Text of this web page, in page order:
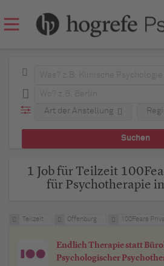
Art der Anstellung
1 Job für Teilzeit
für Psychotherapie
Teilzeit Offenburg 100Fears
Endlich Therapie statt
Psychologischer